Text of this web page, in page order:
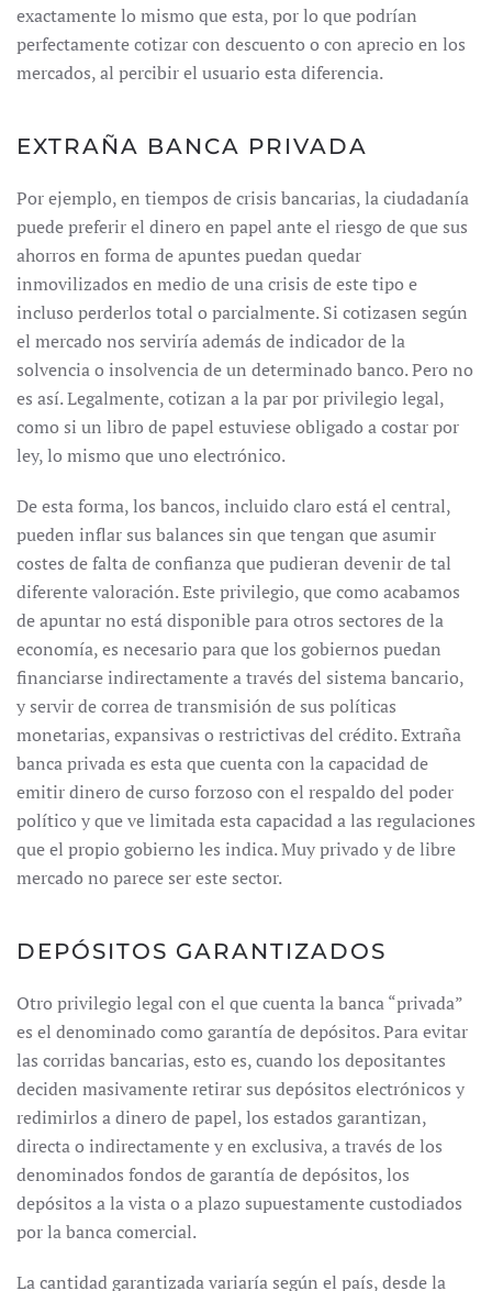
exactamente lo mismo que esta, por lo que podrían
perfectamente cotizar con descuento o con aprecio en los
mercados, al percibir el usuario esta diferencia.
EXTRAÑA BANCA PRIVADA
Por ejemplo, en tiempos de crisis bancarias, la ciudadanía
puede preferir el dinero en papel ante el riesgo de que sus
ahorros en forma de apuntes puedan quedar
inmovilizados en medio de una crisis de este tipo e
incluso perderlos total o parcialmente. Si cotizasen según
el mercado nos serviría además de indicador de la
solvencia o insolvencia de un determinado banco. Pero no
es así. Legalmente, cotizan a la par por privilegio legal,
como si un libro de papel estuviese obligado a costar por
ley, lo mismo que uno electrónico.
De esta forma, los bancos, incluido claro está el central,
pueden inflar sus balances sin que tengan que asumir
costes de falta de confianza que pudieran devenir de tal
diferente valoración. Este privilegio, que como acabamos
de apuntar no está disponible para otros sectores de la
economía, es necesario para que los gobiernos puedan
financiarse indirectamente a través del sistema bancario,
y servir de correa de transmisión de sus políticas
monetarias, expansivas o restrictivas del crédito. Extraña
banca privada es esta que cuenta con la capacidad de
emitir dinero de curso forzoso con el respaldo del poder
político y que ve limitada esta capacidad a las regulaciones
que el propio gobierno les indica. Muy privado y de libre
mercado no parece ser este sector.
DEPÓSITOS GARANTIZADOS
Otro privilegio legal con el que cuenta la banca “privada”
es el denominado como garantía de depósitos. Para evitar
las corridas bancarias, esto es, cuando los depositantes
deciden masivamente retirar sus depósitos electrónicos y
redimirlos a dinero de papel, los estados garantizan,
directa o indirectamente y en exclusiva, a través de los
denominados fondos de garantía de depósitos, los
depósitos a la vista o a plazo supuestamente custodiados
por la banca comercial.
La cantidad garantizada variaría según el país, desde la